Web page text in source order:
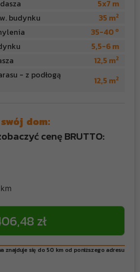
5x7 m
budynku
35 m2
35-40 o
5,5-6 m
12,5 m2
- z podłogą
12,5 m2
dom:
cenę BRUTTO:
zł
znajduje się do 50 km od poniższego adresu